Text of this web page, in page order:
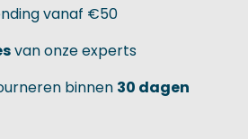
vanaf €50
van onze experts
binnen 30 dagen